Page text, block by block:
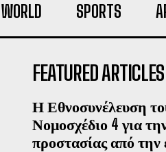
WORLD SPORTS
FEATURED ARTICLES
Η Εθνοσυνέλευση
Νομοσχέδιο 4 για
προστασίας από την